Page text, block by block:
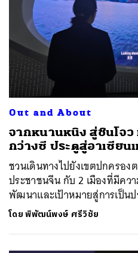
Out and About
จากหนานหนิง สู่ชินโจว
กว่างซี ประตูสู่อาเซียน
ชวนเดินทางไปยังเขตปกครอง
ประชาชนจีน กับ 2 เมืองที่มีคว
พัฒนาและเป้าหมายสู่การเป็น
โดยพิพัฒน์พงษ์ ศรีวิชัย